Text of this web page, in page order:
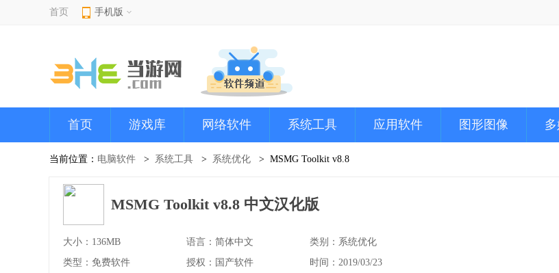
首页 手机版
首页 游戏库 网络软件 系统工具 应用软件 图形图像
当前位置： 电脑软件 系统工具 系统优化 MSMG Toolkit v8.8
MSMG Toolkit v8.8 中文汉化版
大小：136MB 语言：简体中文
类别：系统优化
类型：免费软件
授权：国产软件
时间：2019/03/23